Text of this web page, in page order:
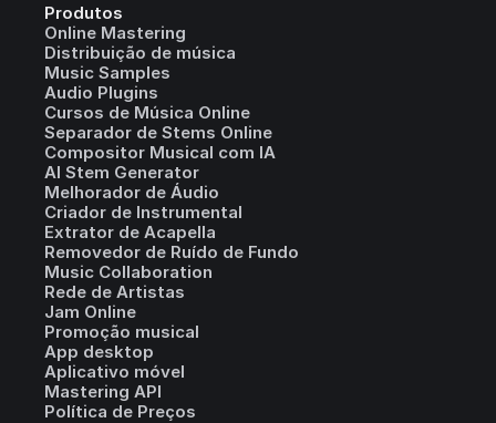
Produtos
Online Mastering
Distribuição de música
Music Samples
Audio Plugins
Cursos de Música Online
Separador de Stems Online
Compositor Musical com IA
AI Stem Generator
Melhorador de Áudio
Criador de Instrumental
Extrator de Acapella
Removedor de Ruído de Fundo
Music Collaboration
Rede de Artistas
Jam Online
Promoção musical
App desktop
Aplicativo móvel
Mastering API
Política de Preços